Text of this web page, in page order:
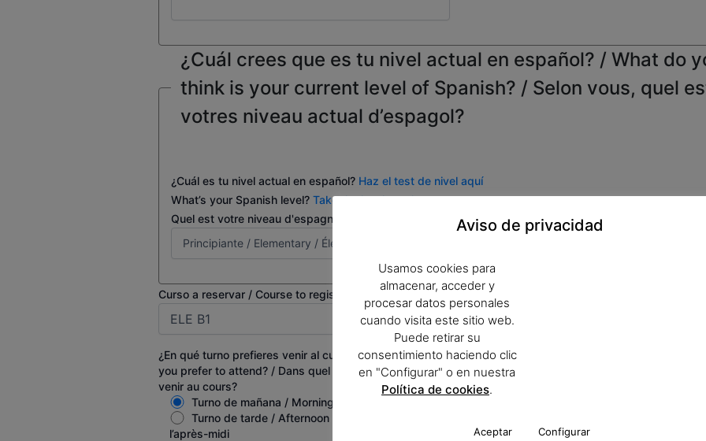
¿Cuál crees que es tu nivel actual en español? / What do
think is your current level of Spanish? / Selon vous, quel
votres niveau actual d’espagol?
¿Cuál es tu nivel actual en español? Haz el test de nivel aquí
What’s your Spanish level? Take the level test here
Quel est votre niveau d'espagnol ?
Faites le test de niveau ici.
Curso a reservar / Course to register / Cours pour s'inscrire
¿En qué turno prefieres venir al curso? / What shift do
you prefer to attend? / Dans quel horaire vous préférez
venir au cours?
Turno de mañana / Morning shift / Cours du matin
Turno de tarde / Afternoon shift / Cours de
l’après-midi
Fecha de inicio / Start date / Date de début
Aviso de privacidad
Usamos cookies para
almacenar, acceder y
procesar datos personales
cuando visita este sitio web.
Puede retirar su
consentimiento haciendo clic
en "Configurar" o en nuestra
Política de cookies.
Aceptar Configurar